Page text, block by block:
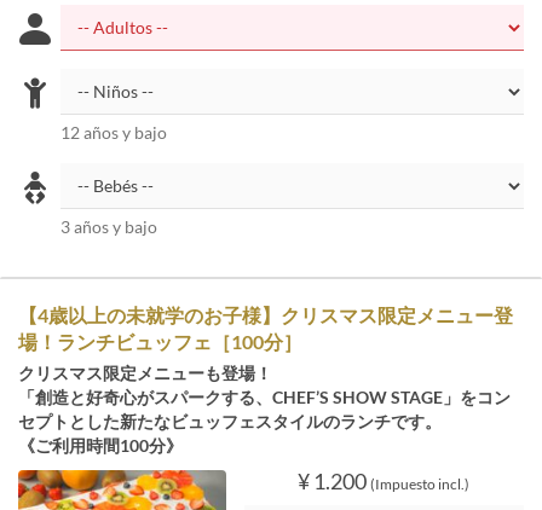
12 años y bajo
3 años y bajo
【4歳以上の未就学のお子様】クリスマス限定メニュー登
場！ランチビュッフェ［100分］
クリスマス限定メニューも登場！
「創造と好奇心がスパークする、CHEF’S SHOW STAGE」をコン
セプトとした新たなビュッフェスタイルのランチです。
《ご利用時間100分》
¥ 1.200 (Impuesto incl.)